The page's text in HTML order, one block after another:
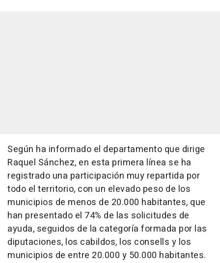
Según ha informado el departamento que dirige
Raquel Sánchez, en esta primera línea se ha
registrado una participación muy repartida por
todo el territorio, con un elevado peso de los
municipios de menos de 20.000 habitantes, que
han presentado el 74% de las solicitudes de
ayuda, seguidos de la categoría formada por las
diputaciones, los cabildos, los consells y los
municipios de entre 20.000 y 50.000 habitantes.